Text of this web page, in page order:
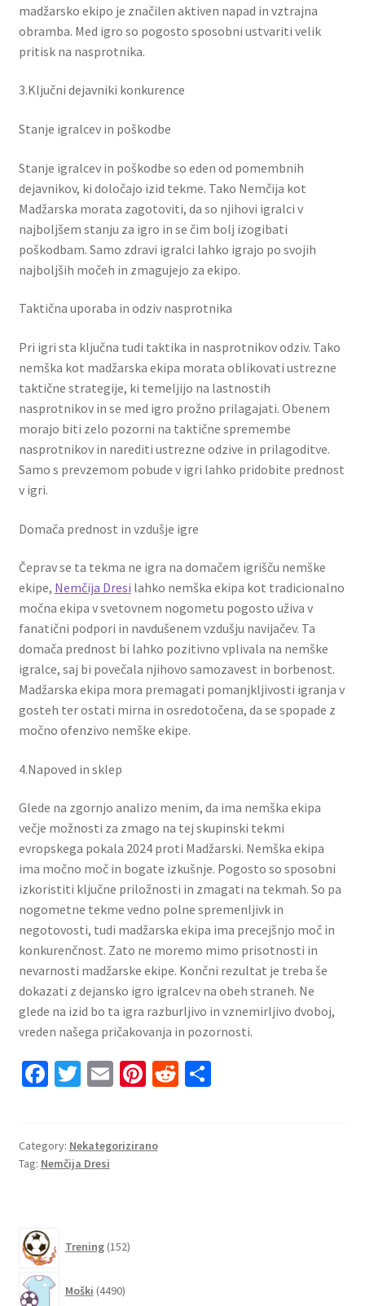
madžarsko ekipo je značilen aktiven napad in vztrajna
obramba. Med igro so pogosto sposobni ustvariti velik
pritisk na nasprotnika.
3.Ključni dejavniki konkurence
Stanje igralcev in poškodbe
Stanje igralcev in poškodbe so eden od pomembnih
dejavnikov, ki določajo izid tekme. Tako Nemčija kot
Madžarska morata zagotoviti, da so njihovi igralci v
najboljšem stanju za igro in se čim bolj izogibati
poškodbam. Samo zdravi igralci lahko igrajo po svojih
najboljših močeh in zmagujejo za ekipo.
Taktična uporaba in odziv nasprotnika
Pri igri sta ključna tudi taktika in nasprotnikov odziv. Tako
nemška kot madžarska ekipa morata oblikovati ustrezne
taktične strategije, ki temeljijo na lastnostih
nasprotnikov in se med igro prožno prilagajati. Obenem
morajo biti zelo pozorni na taktične spremembe
nasprotnikov in narediti ustrezne odzive in prilagoditve.
Samo s prevzemom pobude v igri lahko pridobite prednost
v igri.
Domača prednost in vzdušje igre
Čeprav se ta tekma ne igra na domačem igrišču nemške
ekipe, Nemčija Dresi lahko nemška ekipa kot tradicionalno
močna ekipa v svetovnem nogometu pogosto uživa v
fanatični podpori in navdušenem vzdušju navijačev. Ta
domača prednost bi lahko pozitivno vplivala na nemške
igralce, saj bi povečala njihovo samozavest in borbenost.
Madžarska ekipa mora premagati pomanjkljivosti igranja v
gosteh ter ostati mirna in osredotočena, da se spopade z
močno ofenzivo nemške ekipe.
4.Napoved in sklep
Glede na zgornjo analizo menim, da ima nemška ekipa
večje možnosti za zmago na tej skupinski tekmi
evropskega pokala 2024 proti Madžarski. Nemška ekipa
ima močno moč in bogate izkušnje. Pogosto so sposobni
izkoristiti ključne priložnosti in zmagati na tekmah. So pa
nogometne tekme vedno polne spremenljivk in
negotovosti, tudi madžarska ekipa ima precejšnjo moč in
konkurenčnost. Zato ne moremo mimo prisotnosti in
nevarnosti madžarske ekipe. Končni rezultat je treba še
dokazati z dejansko igro igralcev na obeh straneh. Ne
glede na izid bo ta igra razburljivo in vznemirljivo dvoboj,
vreden našega pričakovanja in pozornosti.
Fa
o
o
T
er
E
l
Pi
es
R S
Category: Nekategorizirano
Tag: Nemčija Dresi
Trening 152izdelkov
Moški 4490izdelkov